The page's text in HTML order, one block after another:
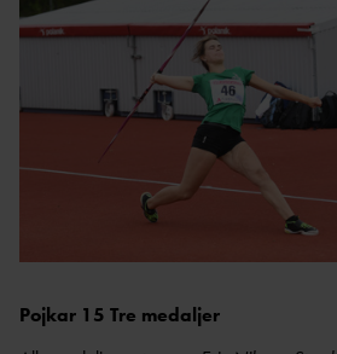
Pojkar 15 Tre medaljer